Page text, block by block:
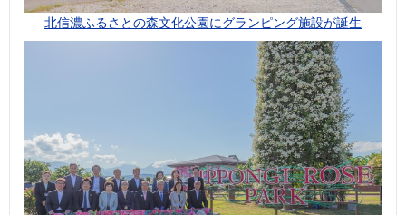
北信濃ふるさとの森文化公園にグランピング施設が誕生